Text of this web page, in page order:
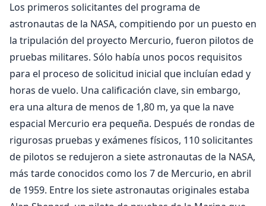
Los primeros solicitantes del programa de
astronautas de la NASA, compitiendo por un puesto en
la tripulación del proyecto Mercurio, fueron pilotos de
pruebas militares. Sólo había unos pocos requisitos
para el proceso de solicitud inicial que incluían edad y
horas de vuelo. Una calificación clave, sin embargo,
era una altura de menos de 1,80 m, ya que la nave
espacial Mercurio era pequeña. Después de rondas de
rigurosas pruebas y exámenes físicos, 110 solicitantes
de pilotos se redujeron a siete astronautas de la NASA,
más tarde conocidos como los 7 de Mercurio, en abril
de 1959. Entre los siete astronautas originales estaba